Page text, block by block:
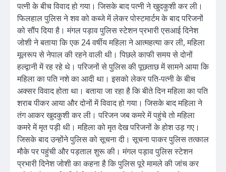
पत्नी के बीच विवाद हो गया। जिसके बाद पत्नी ने खुदकुशी कर ली।
फिलहाल पुलिस ने शव को कब्जे में लेकर पोस्टमार्टम के बाद परिजनों
को सौंप दिया है। मंगल पड़ाव पुलिस स्टेशन प्रभारी एसआई दिनेश
जोशी ने बताया कि एक 24 वर्षीय महिला ने आत्महत्या कर ली, महिला
मूलरूप से नेपाल की रहने वाली थी। पिछले काफी समय से दोनों
हल्द्वानी में रह रहे थे। परिजनों से पुलिस की पूछताछ में सामने आया कि
महिला का पति नशे का आदी था। इसको लेकर पति-पत्नी के बीच
अक्सर विवाद होता था। बताया जा रहा है कि बीते दिन महिला का पति
शराब पीकर आया और दोनों में विवाद हो गया। जिसके बाद महिला ने
तंग आकर खुदकुशी कर ली। परिजन जब कमरे में पहुंचे तो महिला
कमरे में मृत पड़ी थी। महिला को मृत देख परिजनों के होश उड़ गए।
जिसके बाद उन्होंने पुलिस को सूचना दी। सूचना पाकर पुलिस तत्काल
मौके पर पहुंची और पड़ताल शुरू की। मंगल पड़ाव पुलिस स्टेशन
प्रभारी दिनेश जोशी का कहना है कि पुलिस पूरे मामले की जांच कर